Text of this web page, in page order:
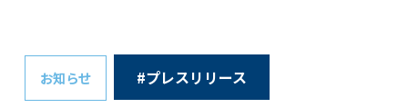
お知らせ #プレスリリース